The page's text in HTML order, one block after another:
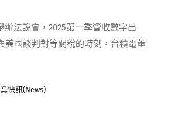
辦法說會，2025第一季營收數字出
美國談判對等關稅的時刻，台積電董
快訊(News)